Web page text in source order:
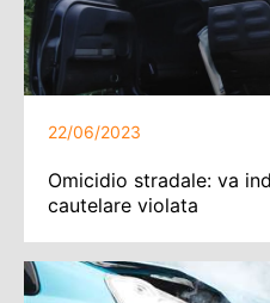
22/06/2023
Omicidio stradale: va
cautelare violata